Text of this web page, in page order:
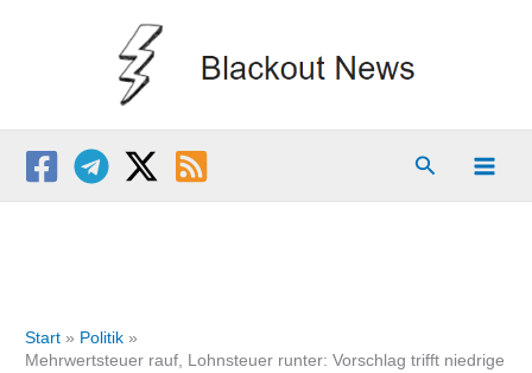
Suchen
Start
Politik
Mehrwertsteuer rauf, Lohnsteuer runter: Vorschlag trifft niedrige